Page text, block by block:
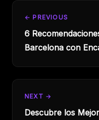
← PREVIOUS
6
Barcelona con
NEXT →
Descubre los